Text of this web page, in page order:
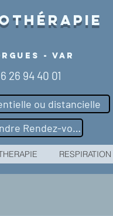
- Var
26 94 40 01
ou distancielle
Prendre Rendez-vous